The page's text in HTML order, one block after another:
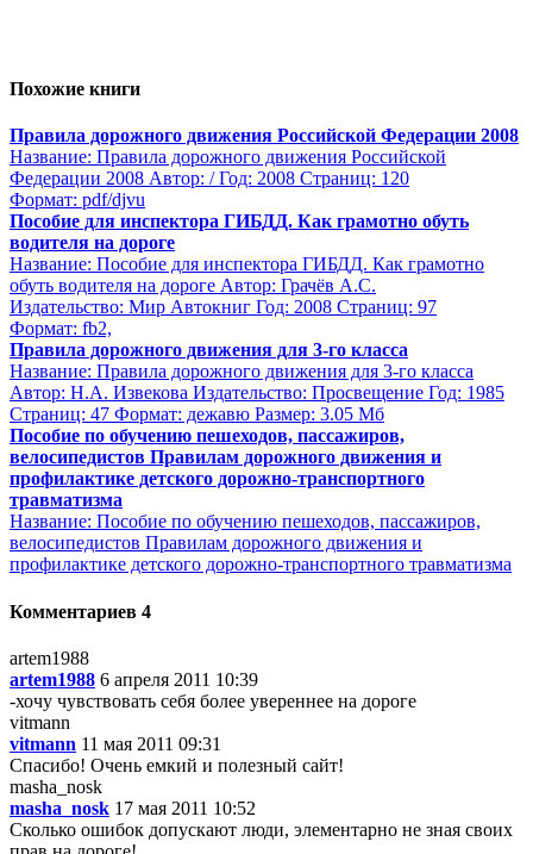
Похожие книги
Правила дорожного движения Российской Федерации 2008
Название: Правила дорожного движения Российской
Федерации 2008 Автор: / Год: 2008 Страниц: 120
Формат: pdf/djvu
Пособие для инспектора ГИБДД. Как грамотно обуть
водителя на дороге
Название: Пособие для инспектора ГИБДД. Как грамотно
обуть водителя на дороге Автор: Грачёв А.С.
Издательство: Мир Автокниг Год: 2008 Страниц: 97
Формат: fb2,
Правила дорожного движения для 3-го класса
Название: Правила дорожного движения для 3-го класса
Автор: Н.А. Извекова Издательство: Просвещение Год: 1985
Страниц: 47 Формат: дежавю Размер: 3.05 Мб
Пособие по обучению пешеходов, пассажиров,
велосипедистов Правилам дорожного движения и
профилактике детского дорожно-транспортного
травматизма
Название: Пособие по обучению пешеходов, пассажиров,
велосипедистов Правилам дорожного движения и
профилактике детского дорожно-транспортного травматизма
Комментариев 4
artem1988
artem1988 6 апреля 2011 10:39
-хочу чувствовать себя более увереннее на дороге
vitmann
vitmann 11 мая 2011 09:31
Спасибо! Очень емкий и полезный сайт!
masha_nosk
masha_nosk 17 мая 2011 10:52
Сколько ошибок допускают люди, элементарно не зная своих